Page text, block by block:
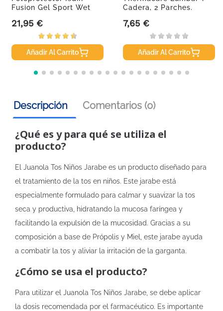
Fusion Gel Sport Wet
Precio
21,95 €
Añadir Al Carrito
Cadera, 2 Parches.
Precio
7,65 €
Añadir Al Carrito
Descripción Comentarios (0)
¿Qué es y para qué se utiliza el
producto?
El Juanola Tos Niños Jarabe es un producto diseñado para
el tratamiento de la tos en niños. Este jarabe está
especialmente formulado para calmar y suavizar la tos
seca y productiva, hidratando la mucosa faríngea y
facilitando la expulsión de la mucosidad. Gracias a su
composición a base de Própolis y Miel, este jarabe ayuda
a combatir la tos y aliviar la irritación de la garganta.
¿Cómo se usa el producto?
Para utilizar el Juanola Tos Niños Jarabe, se debe aplicar
la dosis recomendada por el farmacéutico. Es importante